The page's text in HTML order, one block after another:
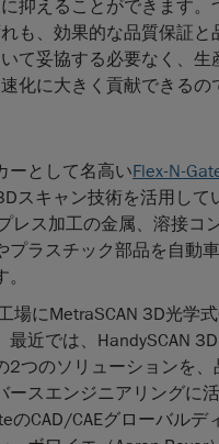
抑えることができます。
も、効果的な品質保証と
て妥協する必要なく、生
化に大きく貢献できるの
ーとして名高いFlex-N-
スキャン技術を活用して
レス加工の金属、溶接コ
プラスチック部品を自動
場にMetraSCAN 3D光学
最近では、HandySCAN
2つのソリューションを、
ースエンジニアリングに
のCAD/CAEグローバルデ